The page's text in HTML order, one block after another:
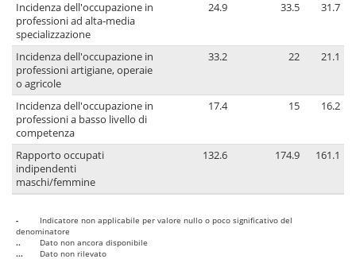
Incidenza dell'occupazione in
professioni ad alta-media
specializzazione
24.9 33.5 31.7
Incidenza dell'occupazione in
professioni artigiane, operaie
o agricole
33.2 22 21.1
Incidenza dell'occupazione in
professioni a basso livello di
competenza
17.4 15 16.2
Rapporto occupati
indipendenti
maschi/femmine
132.6 174.9 161.1
-
Indicatore non applicabile per valore nullo o poco significativo del
denominatore
..
Dato non ancora disponibile
...
Dato non rilevato